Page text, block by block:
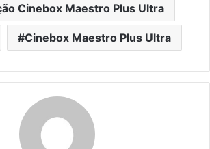
Cinebox Maestro Plus Ultra
Cinebox Maestro Plus Ultra